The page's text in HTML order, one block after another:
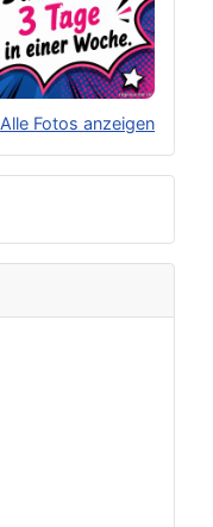
Alle Fotos anzeigen